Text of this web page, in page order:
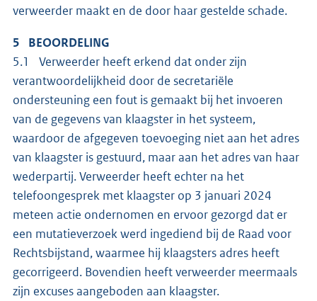
verweerder maakt en de door haar gestelde schade.
5 BEOORDELING
5.1 Verweerder heeft erkend dat onder zijn
verantwoordelijkheid door de secretariële
ondersteuning een fout is gemaakt bij het invoeren
van de gegevens van klaagster in het systeem,
waardoor de afgegeven toevoeging niet aan het adres
van klaagster is gestuurd, maar aan het adres van haar
wederpartij. Verweerder heeft echter na het
telefoongesprek met klaagster op 3 januari 2024
meteen actie ondernomen en ervoor gezorgd dat er
een mutatieverzoek werd ingediend bij de Raad voor
Rechtsbijstand, waarmee hij klaagsters adres heeft
gecorrigeerd. Bovendien heeft verweerder meermaals
zijn excuses aangeboden aan klaagster.